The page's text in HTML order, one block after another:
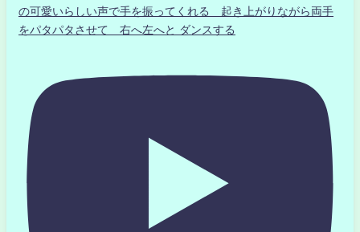
の可愛いらしい声で手を振ってくれる 起き上がりながら両手
をパタパタさせて 右へ左へと ダンスする